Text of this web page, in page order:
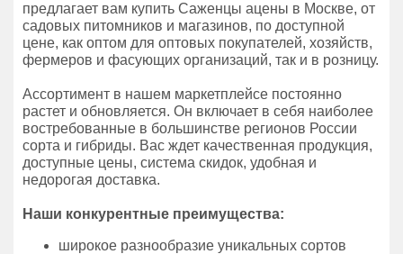
предлагает вам купить Саженцы ацены в Москве, от
садовых питомников и магазинов, по доступной
цене, как оптом для оптовых покупателей, хозяйств,
фермеров и фасующих организаций, так и в розницу.
Ассортимент в нашем маркетплейсе постоянно
растет и обновляется. Он включает в себя наиболее
востребованные в большинстве регионов России
сорта и гибриды. Вас ждет качественная продукция,
доступные цены, система скидок, удобная и
недорогая доставка.
Наши конкурентные преимущества:
широкое разнообразие уникальных сортов